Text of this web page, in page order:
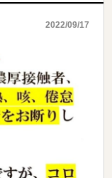
2022/09/17